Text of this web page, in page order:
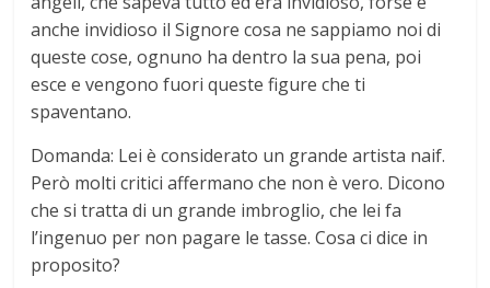
anche invidioso il Signore cosa ne sappiamo noi di
queste cose, ognuno ha dentro la sua pena, poi
esce e vengono fuori queste figure che ti
spaventano.
Domanda: Lei è considerato un grande artista naif.
Però molti critici affermano che non è vero. Dicono
che si tratta di un grande imbroglio, che lei fa
l’ingenuo per non pagare le tasse. Cosa ci dice in
proposito?